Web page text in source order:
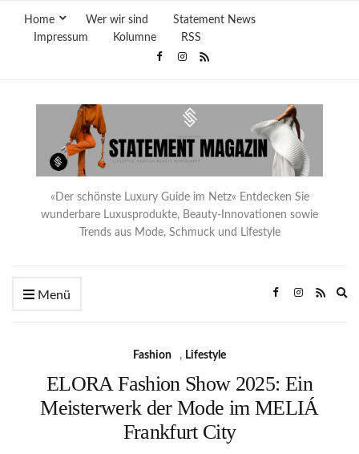
Home Wer wir sind
Statement News
Impressum
Kolumne RSS
«Der schönste Luxury Guide im Netz« Entdecken Sie
wunderbare Luxusprodukte, Beauty-Innovationen sowie
Trends aus Mode, Schmuck und Lifestyle
Menü
Fashion , Lifestyle
ELORA Fashion Show 2025: Ein
Meisterwerk der Mode im MELIÁ
Frankfurt City